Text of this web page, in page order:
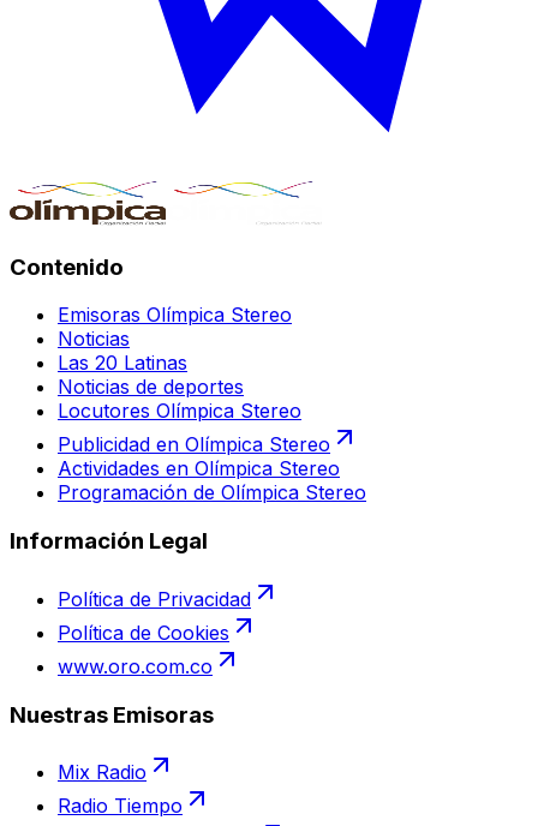
Contenido
Emisoras Olímpica Stereo
Noticias
Las 20 Latinas
Noticias de deportes
Locutores Olímpica Stereo
Publicidad en Olímpica Stereo
Actividades en Olímpica Stereo
Programación de Olímpica Stereo
Información Legal
Política de Privacidad
Política de Cookies
www.oro.com.co
Nuestras Emisoras
Mix Radio
Radio Tiempo